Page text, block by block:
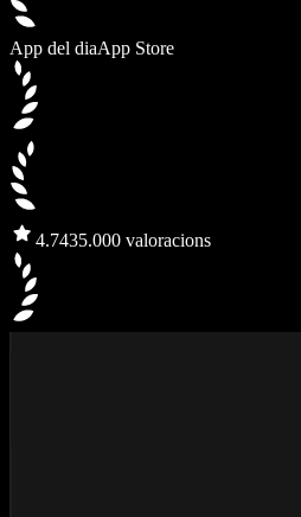
App del diaApp Store
4.7435.000 valoracions